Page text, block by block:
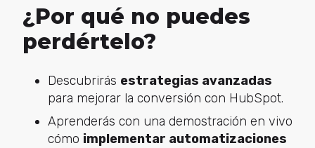
¿Por qué no puedes
perdértelo?
Descubrirás estrategias avanzadas
para mejorar la conversión con HubSpot.
Aprenderás con una demostración en vivo
cómo implementar automatizaciones